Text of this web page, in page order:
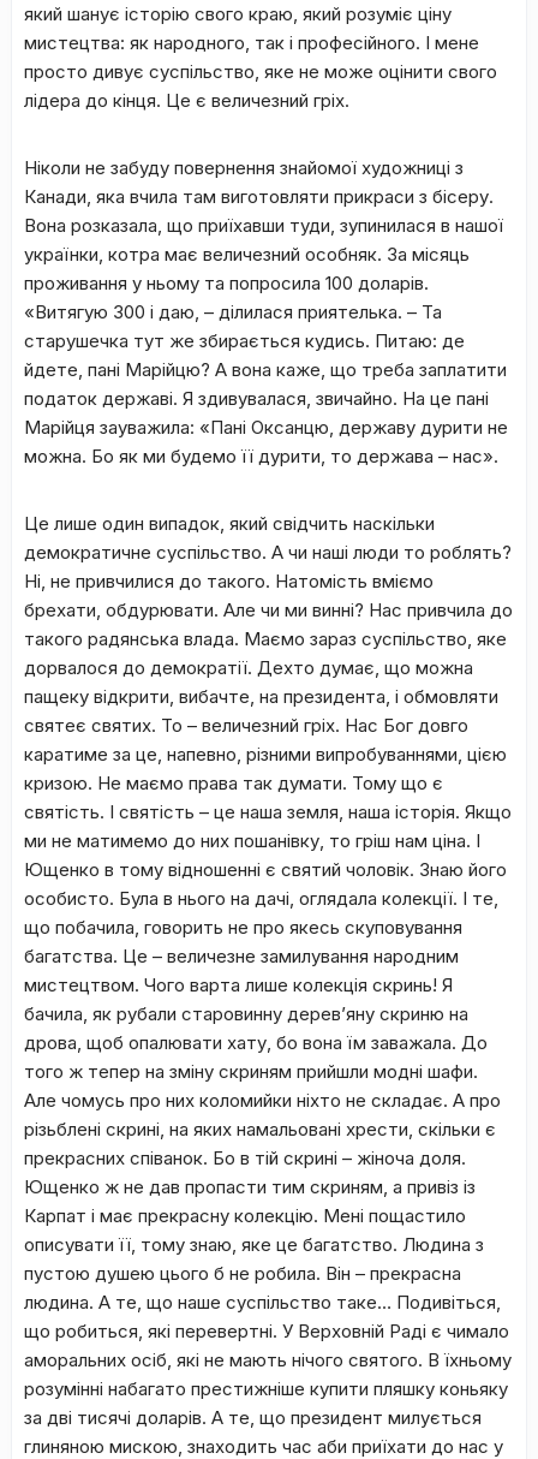
який шанує історію свого краю, який розуміє ціну
мистецтва: як народного, так і професійного. І мене
просто дивує суспільство, яке не може оцінити свого
лідера до кінця. Це є величезний гріх.
Ніколи не забуду повернення знайомої художниці з
Канади, яка вчила там виготовляти прикраси з бісеру.
Вона розказала, що приїхавши туди, зупинилася в нашої
українки, котра має величезний особняк. За місяць
проживання у ньому та попросила 100 доларів.
«Витягую 300 і даю, – ділилася приятелька. – Та
старушечка тут же збирається кудись. Питаю: де
йдете, пані Марійцю? А вона каже, що треба заплатити
податок державі. Я здивувалася, звичайно. На це пані
Марійця зауважила: «Пані Оксанцю, державу дурити не
можна. Бо як ми будемо її дурити, то держава – нас».
Це лише один випадок, який свідчить наскільки
демократичне суспільство. А чи наші люди то роблять?
Ні, не привчилися до такого. Натомість вміємо
брехати, обдурювати. Але чи ми винні? Нас привчила до
такого радянська влада. Маємо зараз суспільство, яке
дорвалося до демократії. Дехто думає, що можна
пащеку відкрити, вибачте, на президента, і обмовляти
святеє святих. То – величезний гріх. Нас Бог довго
каратиме за це, напевно, різними випробуваннями, цією
кризою. Не маємо права так думати. Тому що є
святість. І святість – це наша земля, наша історія. Якщо
ми не матимемо до них пошанівку, то гріш нам ціна. І
Ющенко в тому відношенні є святий чоловік. Знаю його
особисто. Була в нього на дачі, оглядала колекції. І те,
що побачила, говорить не про якесь скуповування
багатства. Це – величезне замилування народним
мистецтвом. Чого варта лише колекція скринь! Я
бачила, як рубали старовинну дерев’яну скриню на
дрова, щоб опалювати хату, бо вона їм заважала. До
того ж тепер на зміну скриням прийшли модні шафи.
Але чомусь про них коломийки ніхто не складає. А про
різьблені скрині, на яких намальовані хрести, скільки є
прекрасних співанок. Бо в тій скрині – жіноча доля.
Ющенко ж не дав пропасти тим скриням, а привіз із
Карпат і має прекрасну колекцію. Мені пощастило
описувати її, тому знаю, яке це багатство. Людина з
пустою душею цього б не робила. Він – прекрасна
людина. А те, що наше суспільство таке… Подивіться,
що робиться, які перевертні. У Верховній Раді є чимало
аморальних осіб, які не мають нічого святого. В їхньому
розумінні набагато престижніше купити пляшку коньяку
за дві тисячі доларів. А те, що президент милується
глиняною мискою, знаходить час аби приїхати до нас у